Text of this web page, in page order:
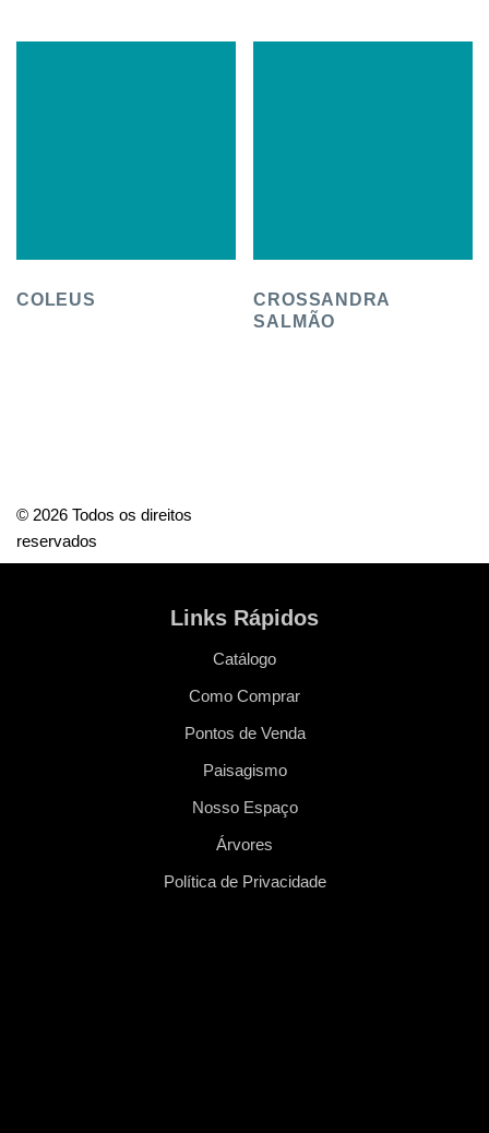
COLEUS
CROSSANDRA
SALMÃO
© 2026 Todos os direitos
reservados
Links Rápidos
Catálogo
Como Comprar
Pontos de Venda
Paisagismo
Nosso Espaço
Árvores
Política de Privacidade